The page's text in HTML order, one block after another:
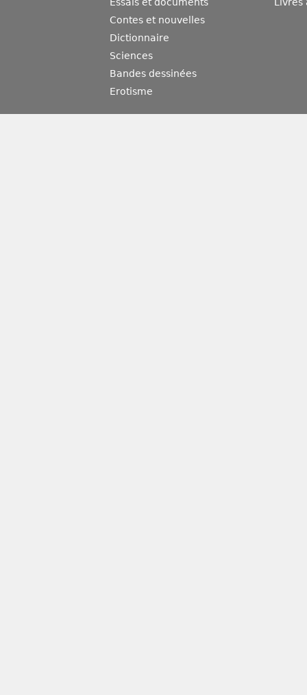
Essais et documents
Contes et nouvelles
Dictionnaire
Sciences
Bandes dessinées
Erotisme
Livres